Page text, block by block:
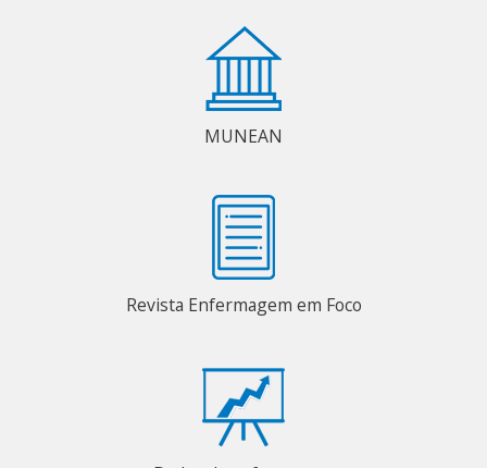
MUNEAN
Revista Enfermagem em Foco